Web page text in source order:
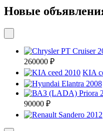
Новые
260000 ₽
KIA
90000 ₽